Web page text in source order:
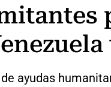
ayudas